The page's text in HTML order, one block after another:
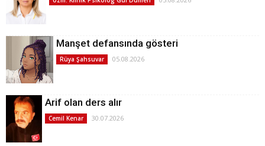
Manşet defansında gösteri
Rüya Şahsuvar 05.08.2026
Arif olan ders alır
Cemil Kenar 30.07.2026